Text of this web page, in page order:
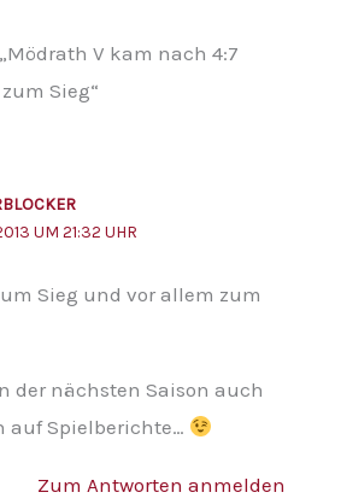
V kam nach 4:7
Sieg“
UM 21:32 UHR
Sieg und vor allem zum
der nächsten Saison auch
auf Spielberichte…
Zum Antworten anmelden